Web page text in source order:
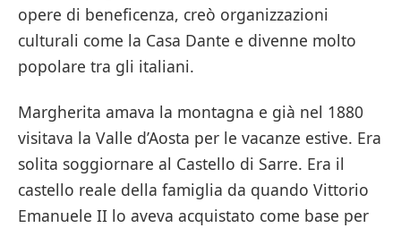
opere di beneficenza, creò organizzazioni
culturali come la Casa Dante e divenne molto
popolare tra gli italiani.
Margherita amava la montagna e già nel 1880
visitava la Valle d’Aosta per le vacanze estive. Era
solita soggiornare al Castello di Sarre. Era il
castello reale della famiglia da quando Vittorio
Emanuele II lo aveva acquistato come base per